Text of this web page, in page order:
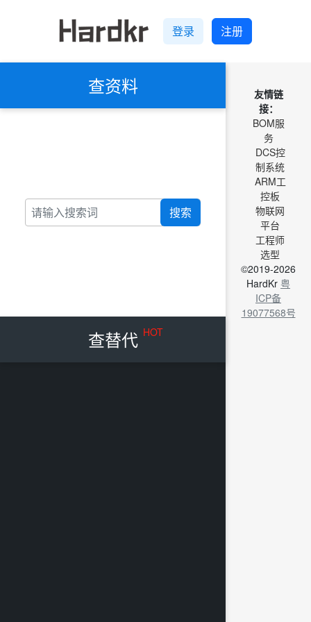
登录 注册
查资料
搜索
查替代 HOT
友情链
接：
BOM服
务
DCS控
制系统
ARM工
控板
物联网
平台
工程师
选型
©2019-2026
HardKr 粤
ICP备
19077568号